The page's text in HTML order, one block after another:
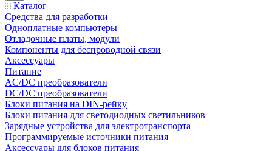
Каталог
Средства для разработки
Одноплатные компьютеры
Отладочные платы, модули
Компоненты для беспроводной связи
Аксессуары
Питание
AC/DC преобразователи
DC/DC преобразователи
Блоки питания на DIN-рейку
Блоки питания для светодиодных светильников
Зарядные устройства для электротранспорта
Программируемые источники питания
Аксессуары для блоков питания